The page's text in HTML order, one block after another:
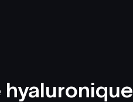
hyaluronique